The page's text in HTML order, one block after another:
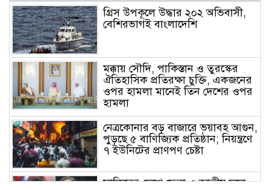
গ্রিস উপকূলে উদ্ধার ২০২ অভিবাসী,
বেশিরভাগই বাংলাদেশি
মক্কায় সৌদি, পাকিস্তান ও তুরস্কের
ঐতিহাসিক প্রতিরক্ষা চুক্তি, একজনের
ওপর হামলা মানেই তিন দেশের ওপর
হামলা
নেত্রকোনার বড় বাজারে ভয়াবহ আগুন,
পুড়ছে ৫ বাণিজ্যিক প্রতিষ্ঠান; নিয়ন্ত্রণে
৭ ইউনিটের প্রাণপণ চেষ্টা
সাকিবের দেশে ফেরা ও জাতীয় দলে